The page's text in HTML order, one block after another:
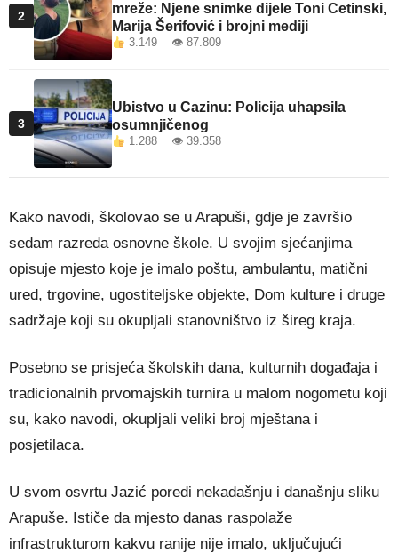
2
mreže: Njene snimke dijele Toni Cetinski,
Marija Šerifović i brojni mediji
3.149 👁 87.809
3
Ubistvo u Cazinu: Policija uhapsila
osumnjičenog
1.288 👁 39.358
Kako navodi, školovao se u Arapuši, gdje je završio
sedam razreda osnovne škole. U svojim sjećanjima
opisuje mjesto koje je imalo poštu, ambulantu, matični
ured, trgovine, ugostiteljske objekte, Dom kulture i druge
sadržaje koji su okupljali stanovništvo iz šireg kraja.
Posebno se prisjeća školskih dana, kulturnih događaja i
tradicionalnih prvomajskih turnira u malom nogometu koji
su, kako navodi, okupljali veliki broj mještana i
posjetilaca.
U svom osvrtu Jazić poredi nekadašnju i današnju sliku
Arapuše. Ističe da mjesto danas raspolaže
infrastrukturom kakvu ranije nije imalo, uključujući